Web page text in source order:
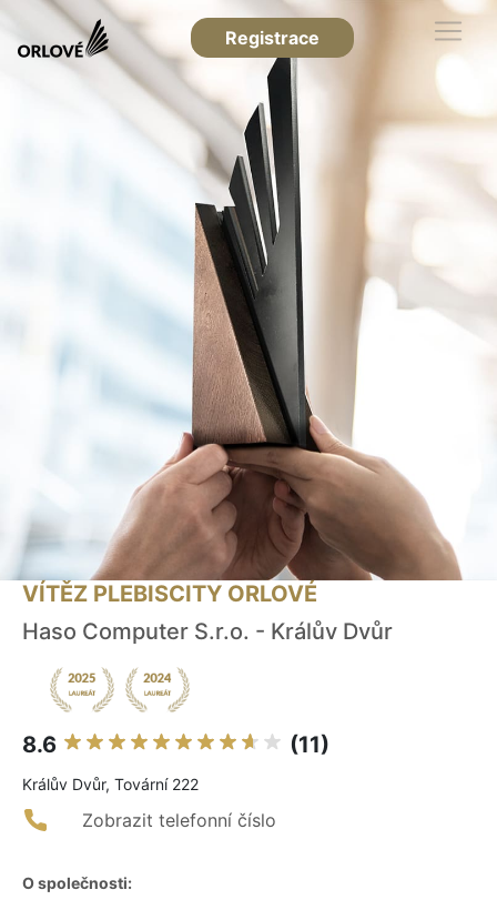
Registrace
VÍTĚZ PLEBISCITY ORLOVÉ
Haso Computer S.r.o. - Králův Dvůr
8.6 (11)
Králův Dvůr, Tovární 222
Zobrazit telefonní číslo
O společnosti: